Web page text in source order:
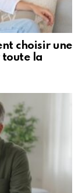
choisir une
la